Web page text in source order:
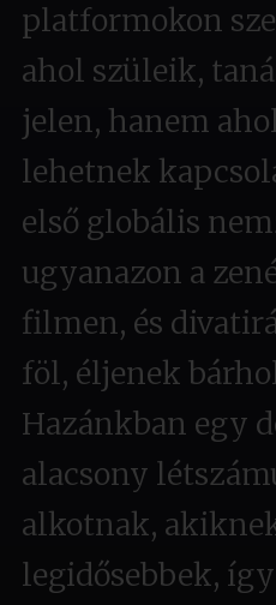
platformokon
ahol szüleik,
jelen, hanem
lehetnek
első globális
ugyanazon a
filmen, és
föl, éljenek
Hazánkban egy
alacsony
alkotnak,
legidősebbek,